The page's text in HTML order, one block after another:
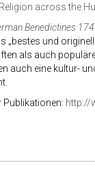
Religion across the
Benedictines
und
als auch
auch eine kultur-
Publikationen: http://